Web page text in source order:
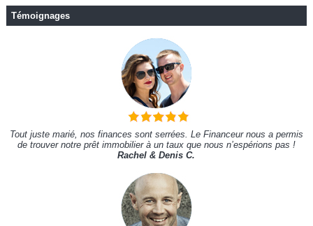
Témoignages
Tout juste marié, nos finances sont serrées. Le Financeur nous a permis
de trouver notre prêt immobilier à un taux que nous n’espérions pas !
Rachel & Denis C.